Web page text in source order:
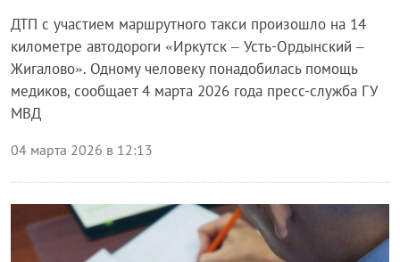
ДТП с участием маршрутного такси произошло на 14
километре автодороги «Иркутск – Усть-Ордынский –
Жигалово». Одному человеку понадобилась помощь
медиков, сообщает 4 марта 2026 года пресс-служба ГУ
МВД
04 марта 2026 в 12:13
Происшествия